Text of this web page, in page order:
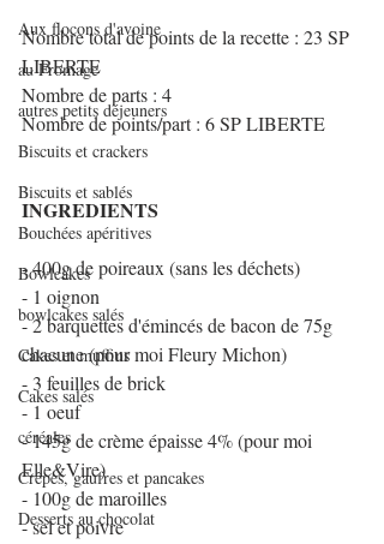
Aux flocons d'avoine
au Fromage
autres petits déjeuners
Biscuits et crackers
Biscuits et sablés
Bouchées apéritives
Bowlcakes
bowlcakes salés
Cakes et muffins
Cakes salés
céréales
Crêpes, gaufres et pancakes
Desserts au chocolat
Nombre total de points de la recette : 23 SP
LIBERTE
Nombre de parts : 4
Nombre de points/part : 6 SP LIBERTE
INGREDIENTS
- 400g de poireaux (sans les déchets)
- 1 oignon
- 2 barquettes d'émincés de bacon de 75g
chacune (pour moi Fleury Michon)
- 3 feuilles de brick
- 1 oeuf
- 145g de crème épaisse 4% (pour moi
Elle&Vire)
- 100g de maroilles
- sel et poivre